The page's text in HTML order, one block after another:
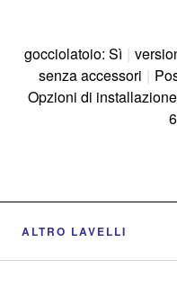
gocciolatoio: Sì |
senza accessori |
Opzioni di
ALTRO LAVELLI